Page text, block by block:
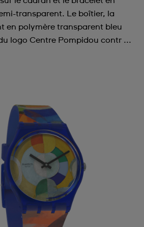
transparent. Le boîtier, la
en polymère transparent bleu
logo Centre Pompidou contr ...